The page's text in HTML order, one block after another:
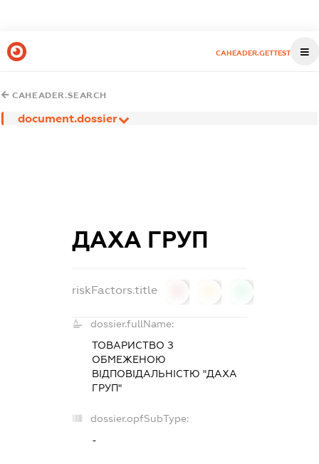
CAHEADER.GETTEST
CAHEADER.SEARCH
document.dossier
ДАХА ГРУП
riskFactors.title
dossier.fullName:
ТОВАРИСТВО З
ОБМЕЖЕНОЮ
ВІДПОВІДАЛЬНІСТЮ "ДАХА
ГРУП"
dossier.opfSubType:
-